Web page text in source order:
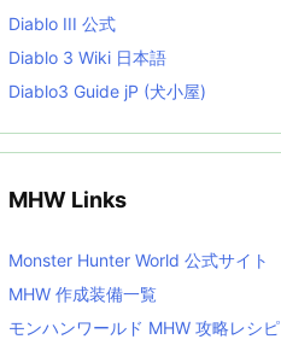
Diablo III 公式
Diablo 3 Wiki 日本語
Diablo3 Guide jP (犬小屋)
MHW Links
Monster Hunter World 公式サイト
MHW 作成装備一覧
モンハンワールド MHW 攻略レシピ